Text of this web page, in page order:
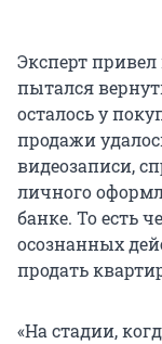
Эксперт
пытался
осталось у
продажи
видеозаписи,
личного
банке. То есть
осознанных
продать
«На стадии,